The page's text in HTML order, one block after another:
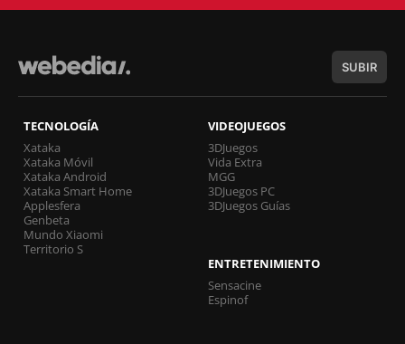
SUBIR
TECNOLOGÍA
Xataka
Xataka Móvil
Xataka Android
Xataka Smart Home
Applesfera
Genbeta
Mundo Xiaomi
Territorio S
VIDEOJUEGOS
3DJuegos
Vida Extra
MGG
3DJuegos PC
3DJuegos Guías
ENTRETENIMIENTO
Sensacine
Espinof